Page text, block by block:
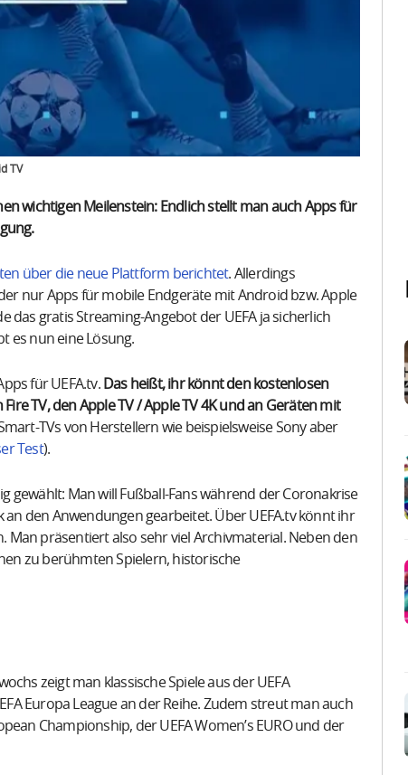
TV
wichtigen Meilenstein: Endlich stellt man auch Apps für
über die neue Plattform berichtet. Allerdings
nur Apps für mobile Endgeräte mit Android bzw. Apple
das gratis Streaming-Angebot der UEFA ja sicherlich
es nun eine Lösung.
für UEFA.tv.Das heißt, ihr könnt den kostenlosen
TV, den Apple TV / Apple TV 4K und an Geräten mit
TVs von Herstellern wie beispielsweise Sony aber
Test).
gewählt: Man will Fußball-Fans während der Coronakrise
den Anwendungen gearbeitet. Über UEFA.tv könnt ihr
Man präsentiert also sehr viel Archivmaterial. Neben den
zu berühmten Spielern, historische
zeigt man klassische Spiele aus der UEFA
Europa League an der Reihe. Zudem streut man auch
Championship, der UEFA Women’s EURO und der